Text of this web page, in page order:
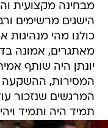
מבחינה מקצועית
הישגים מרשימים
כולנו מהי מנהיגות
מאתגרים, אמונה
יונתן היה שותף
המסירות, ההשקעה
המרגשים שנזכור
תמיד היה ותמיד